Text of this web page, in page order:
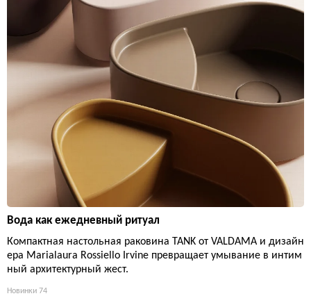
Вода как ежедневный ритуал
Компактная настольная раковина TANK от VALDAMA и дизайн
ера Marialaura Rossiello Irvine превращает умывание в интим
ный архитектурный жест.
Новинки 74